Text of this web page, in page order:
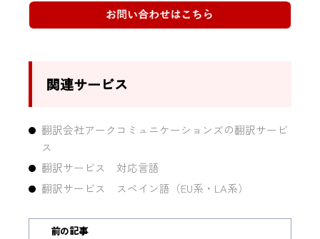
関連サービス
翻訳会社アークコミュニケーションズの翻訳サービ
ス
翻訳サービス 対応言語
翻訳サービス スペイン語（EU系・LA系）
前の記事